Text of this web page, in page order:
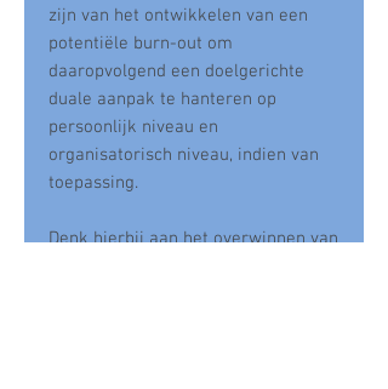
zijn van het ontwikkelen van een
potentiële burn-out om
daaropvolgend een doelgerichte
duale aanpak te hanteren op
persoonlijk niveau en
organisatorisch niveau, indien van
toepassing.
Denk hierbij aan het overwinnen van